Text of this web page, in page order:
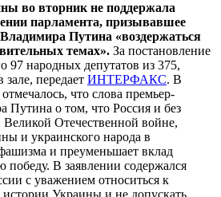
во вторник не поддержала
парламента, призывавшее
Путина «воздержаться
темах». За постановление
97 народных депутатов из 375,
зале, передает ИНТЕРФАКС. В
что слова премьер-
о том, что Россия и без
Отечественной войне,
и украинского народа в
и преуменьшает вклад
победу. В заявлении содержался
с уважением относиться к
Украины и не допускать